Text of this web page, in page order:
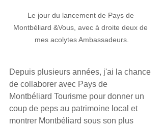
Le jour du lancement de Pays de
Montbéliard &Vous, avec à droite deux de
mes acolytes Ambassadeurs.
Depuis plusieurs années, j'ai la chance
de collaborer avec Pays de
Montbéliard Tourisme pour donner un
coup de peps au patrimoine local et
montrer Montbéliard sous son plus